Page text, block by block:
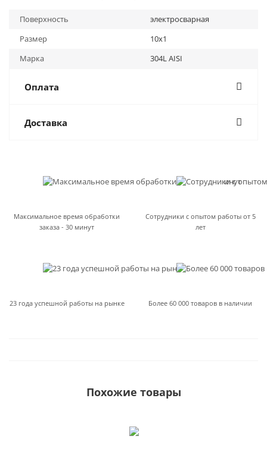
Поверхность
электросварная
Размер
10х1
Марка
304L AISI
Оплата
Доставка
Максимальное время обработки
заказа - 30 минут
Сотрудники с опытом работы от 5
лет
23 года успешной работы на рынке Более 60 000 товаров в наличии
Похожие товары